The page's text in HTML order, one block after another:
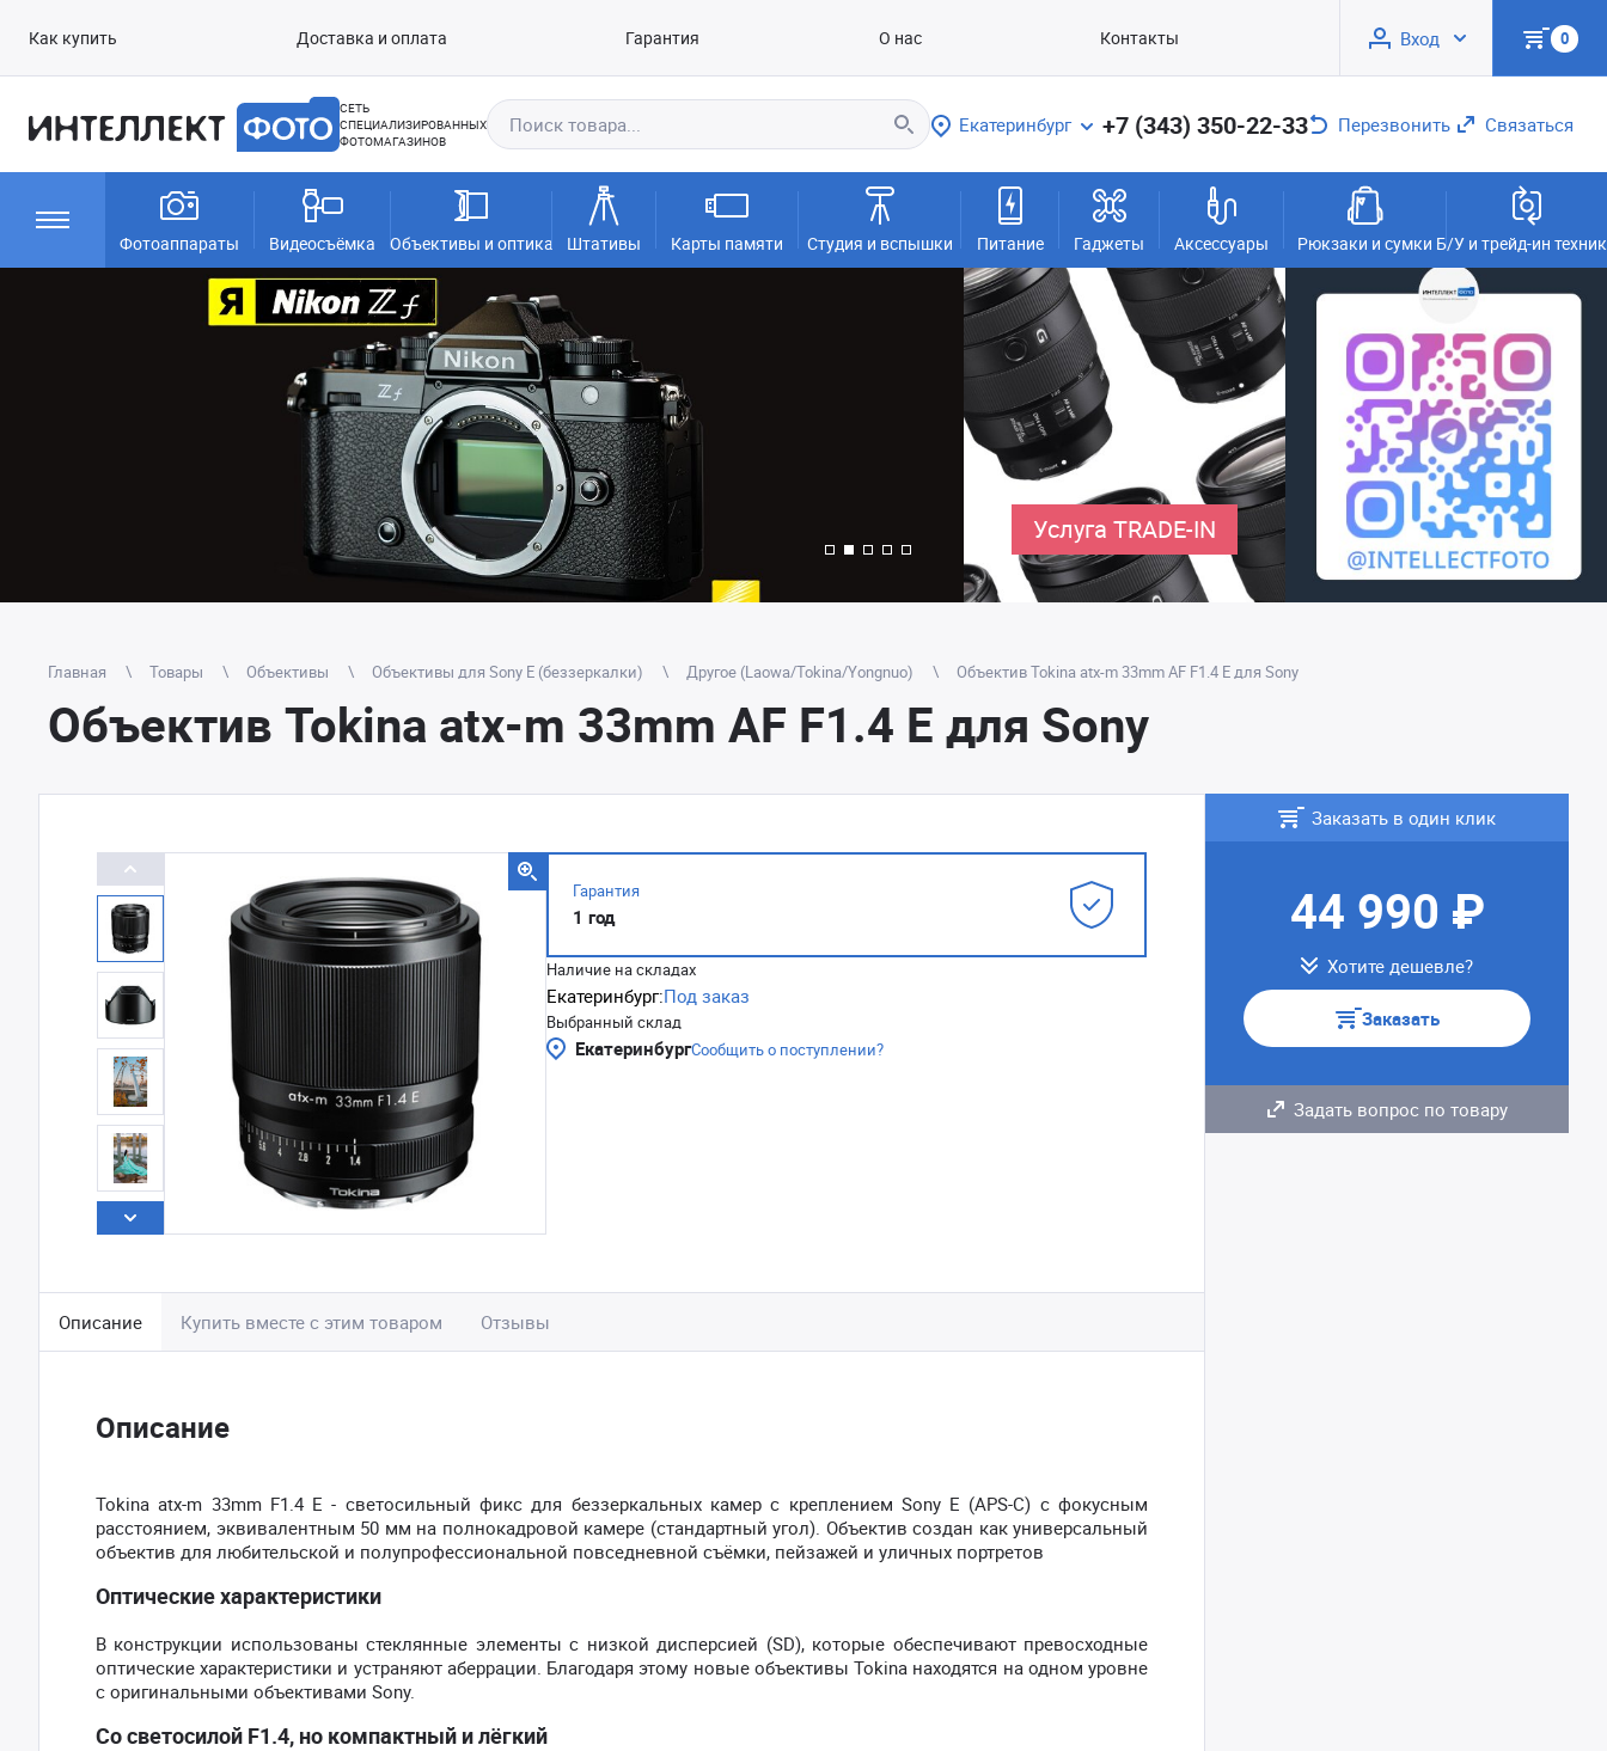
Как купить Доставка и оплата Гарантия О нас Контакты Вход 0
СЕТЬ
СПЕЦИАЛИЗИРОВАННЫХ
ФОТОМАГАЗИНОВ
Екатеринбург +7 (343) 350-22-33 Перезвонить Связаться
Фотоаппараты Видеосъёмка Объективы и оптика Штативы Карты памяти Студия и вспышки Питание Гаджеты Аксессуары Рюкзаки и сумки Б/У и трейд-ин
Услуга TRADE-IN
Главная Товары Объективы Объективы для Sony E (беззеркалки) Другое (Laowa/Tokina/Yongnuo) Объектив Tokina atx-m 33mm AF F1.4 E для Sony
Объектив Tokina atx-m 33mm AF F1.4 E для Sony
Гарантия
1 год
Наличие на складах
Екатеринбург:Под заказ
Выбранный склад
ЕкатеринбургСообщить о поступлении?
Описание Купить вместе с этим товаром Отзывы
Описание
Tokina atx-m 33mm F1.4 E - светосильный фикс для беззеркальных камер с креплением Sony E (APS-C) с фокусным
расстоянием, эквивалентным 50 мм на полнокадровой камере (стандартный угол). Объектив создан как универсальный
объектив для любительской и полупрофессиональной повседневной съёмки, пейзажей и уличных портретов
Оптические характеристики
В конструкции использованы стеклянные элементы с низкой дисперсией (SD), которые обеспечивают превосходные
оптические характеристики и устраняют аберрации. Благодаря этому новые объективы Tokina находятся на одном уровне
с оригинальными объективами Sony.
Со светосилой F1.4, но компактный и лёгкий
Заказать в один клик
44 990 ₽
Хотите дешевле?
Заказать
Задать вопрос по товару